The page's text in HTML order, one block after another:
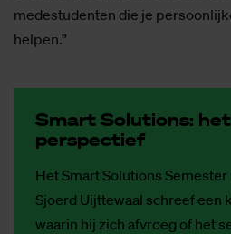
medestudenten die je
helpen.”
Smart So­lu­ti­ons:
per­spec­tief
Het Smart Solutions
Sjoerd Uijttewaal schreef een
waarin hij zich afvroeg of het